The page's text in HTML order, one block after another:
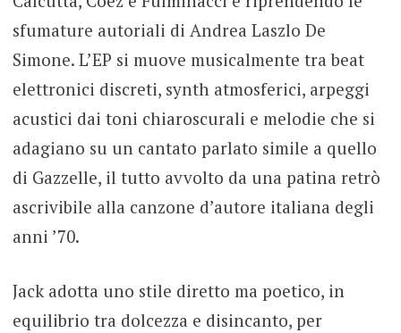
sfumature autoriali di Andrea Laszlo De
Simone. L’EP si muove musicalmente tra beat
elettronici discreti, synth atmosferici, arpeggi
acustici dai toni chiaroscurali e melodie che si
adagiano su un cantato parlato simile a quello
di Gazzelle, il tutto avvolto da una patina retrò
ascrivibile alla canzone d’autore italiana degli
anni ’70.
Jack adotta uno stile diretto ma poetico, in
equilibrio tra dolcezza e disincanto, per